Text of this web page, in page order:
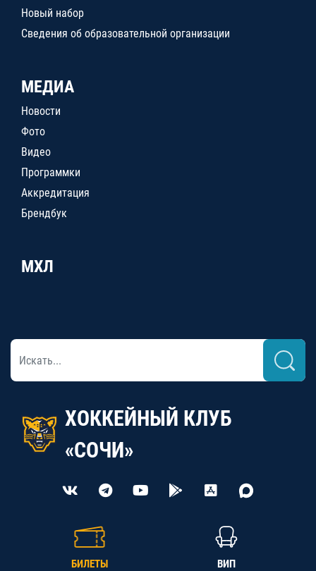
Новый набор
Сведения об образовательной организации
МЕДИА
Новости
Фото
Видео
Программки
Аккредитация
Брендбук
МХЛ
ХОККЕЙНЫЙ КЛУБ
«СОЧИ»
БИЛЕТЫ ВИП